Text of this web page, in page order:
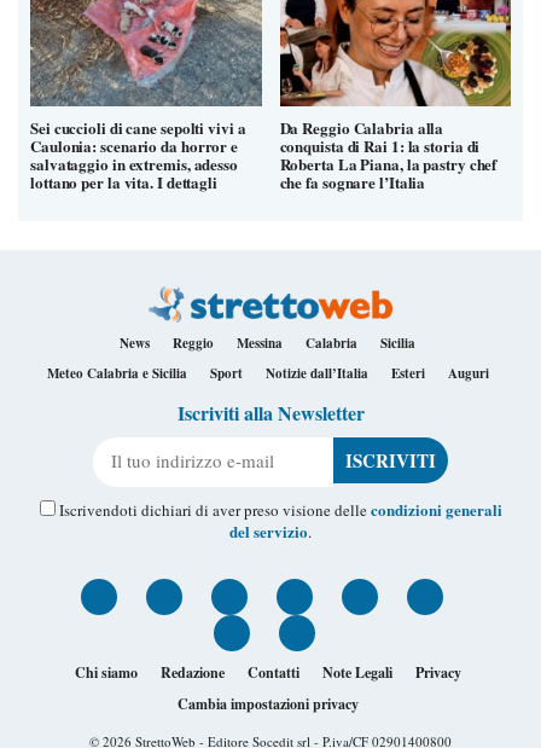
Sei cuccioli di cane sepolti vivi a
Caulonia: scenario da horror e
salvataggio in extremis, adesso
lottano per la vita. I dettagli
Da Reggio Calabria alla
conquista di Rai 1: la storia di
Roberta La Piana, la pastry chef
che fa sognare l’Italia
News Reggio Messina Calabria
Sicilia
Meteo Calabria e Sicilia
Sport Notizie dall’Italia Esteri Auguri
Iscriviti alla Newsletter
Iscrivendoti dichiari di aver preso visione dellecondizioni generali
del servizio.
Chi siamo Redazione Contatti Note Legali
Privacy
Cambia impostazioni privacy
© 2026 StrettoWeb - Editore Socedit srl - P.iva/CF 02901400800